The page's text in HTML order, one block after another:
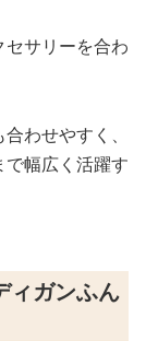
サリーを合わ
わせやすく、
幅広く活躍す
ィガンふん